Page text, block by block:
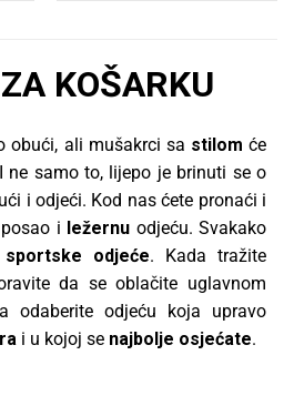
KOŠARKU
obući, ali mušakrci sa stilom će
ne samo to, lijepo je brinuti se o
i odjeći. Kod nas ćete pronaći i
i ležernu odjeću. Svakako
sportske odjeće. Kada tražite
da se oblačite uglavnom
odaberite odjeću koja upravo
i u kojoj se najbolje osjećate.